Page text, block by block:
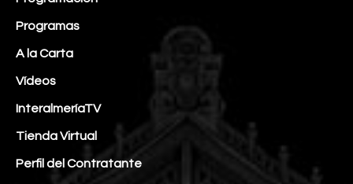
Programas
A la Carta
Vídeos
InteralmeríaTV
Tienda Virtual
Perfil del Contratante